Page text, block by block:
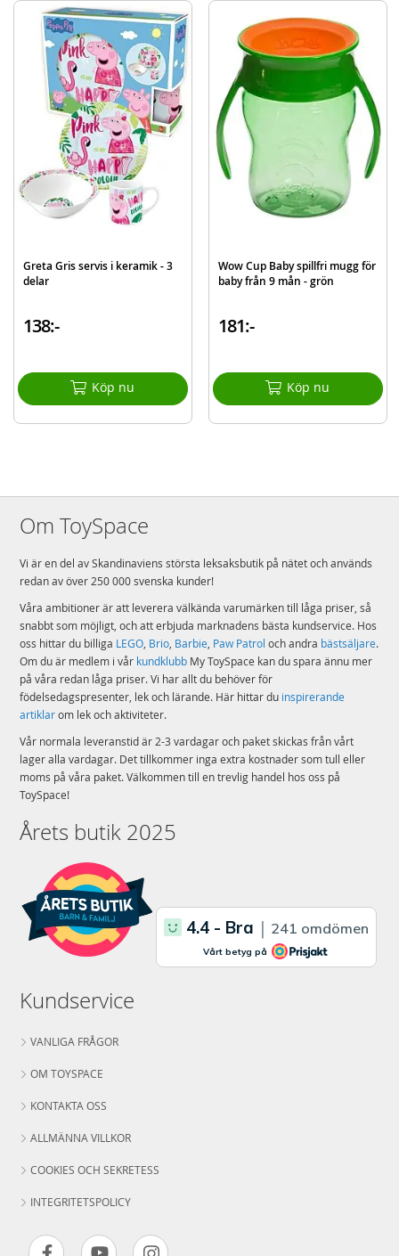
Detaljer:
Mått: 12 x 8 x 17 cm (LxBxH)
Rymmer 350 ml
Färg: blå
Rek ålder: från 6 månader.
BPA och PVC-fri
WOW Cup är spillfri, bekymmersfri och problemfri!
Mer
information
Modell WOW142
Varumärke Wow Cup
Greta Gris servis i keramik - 3
delar
138:-
Köp nu
Wow Cup Baby spillfri mugg för
baby från 9 mån - grön
181:-
Köp nu
Om ToySpace
Vi är en del av Skandinaviens största leksaksbutik på nätet och används
redan av över 250 000 svenska kunder!
Våra ambitioner är att leverera välkända varumärken till låga priser, så
snabbt som möjligt, och att erbjuda marknadens bästa kundservice. Hos
oss hittar du billiga LEGO, Brio, Barbie, Paw Patrol och andra bästsäljare.
Om du är medlem i vår kundklubb My ToySpace kan du spara ännu mer
på våra redan låga priser. Vi har allt du behöver för
födelsedagspresenter, lek och lärande. Här hittar du inspirerande
artiklarom lek och aktiviteter.
Vår normala leveranstid är 2-3 vardagar och paket skickas från vårt
lager alla vardagar. Det tillkommer inga extra kostnader som tull eller
moms på våra paket. Välkommen till en trevlig handel hos oss på
ToySpace!
Årets butik 2025
Kundservice
VANLIGA FRÅGOR
OM TOYSPACE
KONTAKTA OSS
ALLMÄNNA VILLKOR
COOKIES OCH SEKRETESS
INTEGRITETSPOLICY